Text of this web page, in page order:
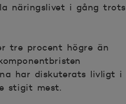
näringslivet i gång trots
tre procent högre än
har diskuterats livligt i
stigit mest.